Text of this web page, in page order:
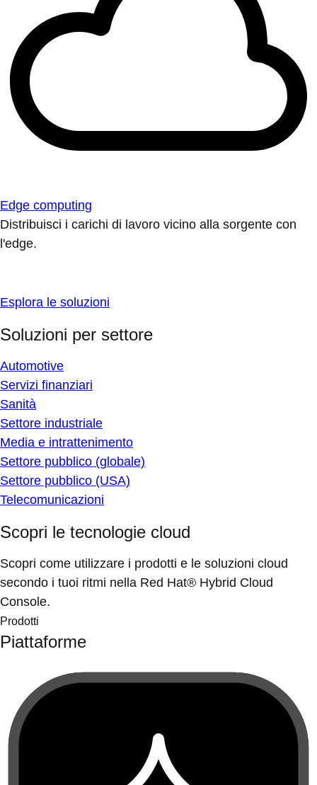
Edge computing
Distribuisci i carichi di lavoro vicino alla sorgente con
l'edge.
Esplora le soluzioni
Soluzioni per settore
Automotive
Servizi finanziari
Sanità
Settore industriale
Media e intrattenimento
Settore pubblico (globale)
Settore pubblico (USA)
Telecomunicazioni
Scopri le tecnologie cloud
Scopri come utilizzare i prodotti e le soluzioni cloud
secondo i tuoi ritmi nella Red Hat® Hybrid Cloud
Console.
Prodotti
Piattaforme